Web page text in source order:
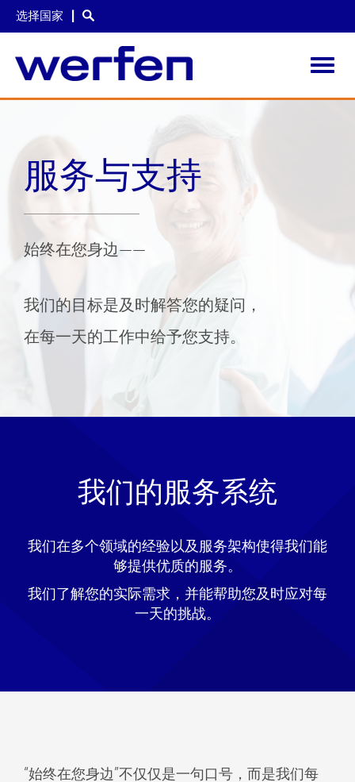
选择国家
服务与支持
始终在您身边——
我们的目标是及时解答您的疑问，
在每一天的工作中给予您支持。
我们的服务系统
我们在多个领域的经验以及服务架构使得我们能
够提供优质的服务。
我们了解您的实际需求，并能帮助您及时应对每
一天的挑战。
“始终在您身边”不仅仅是一句口号，而是我们每